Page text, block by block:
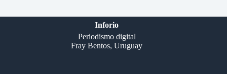
Inforio
Periodismo digital
Fray Bentos, Uruguay